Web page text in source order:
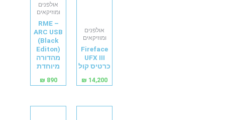
אולפנים
ומוזיקאים
Fireface
UFX III
כרטיס קול
₪ 14,200
אולפנים
ומוזיקאים
RME –
ARC USB
(Black
Editon)
מהדורה
מיוחדת
₪ 890